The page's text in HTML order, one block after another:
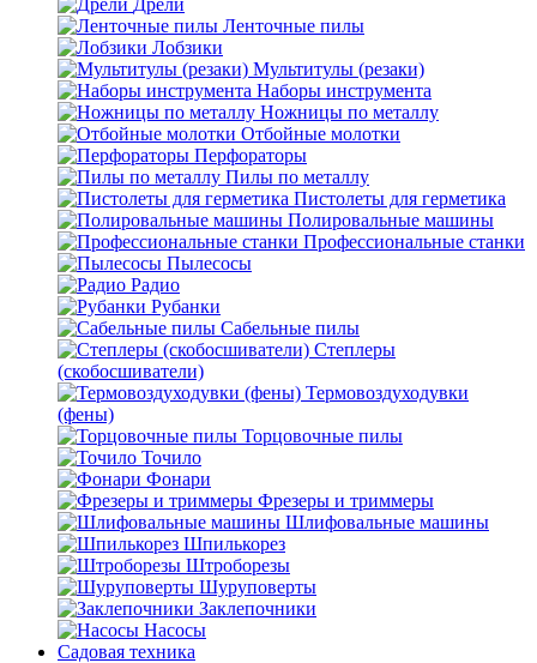
Дрели
Ленточные пилы
Лобзики
Мультитулы (резаки)
Наборы инструмента
Ножницы по металлу
Отбойные молотки
Перфораторы
Пилы по металлу
Пистолеты для герметика
Полировальные машины
Профессиональные станки
Пылесосы
Радио
Рубанки
Сабельные пилы
Степлеры
(скобосшиватели)
Термовоздуходувки
(фены)
Торцовочные пилы
Точило
Фонари
Фрезеры и триммеры
Шлифовальные машины
Шпилькорез
Штроборезы
Шуруповерты
Заклепочники
Насосы
Садовая техника